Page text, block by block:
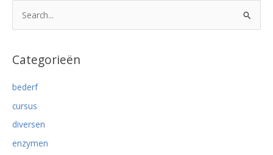
buikpijn
k
a
a
r
:
Categorieën
bederf
cursus
diversen
enzymen